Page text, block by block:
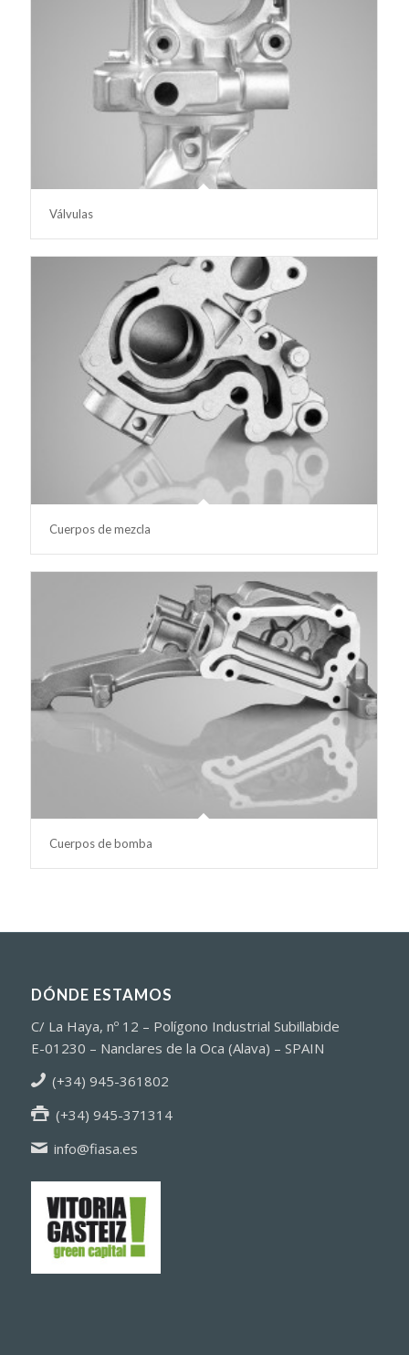
Válvulas
Cuerpos de mezcla
Cuerpos de bomba
DÓNDE ESTAMOS
C/ La Haya, nº 12 – Polígono Industrial Subillabide
E-01230 – Nanclares de la Oca (Alava) – SPAIN
(+34) 945-361802
(+34) 945-371314
info@fiasa.es